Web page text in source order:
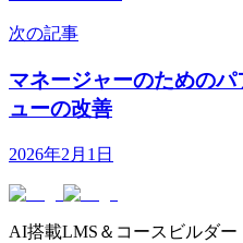
次の記事
マネージャーのための
ューの改善
2026年2月1日
AI搭載LMS＆コースビルダー